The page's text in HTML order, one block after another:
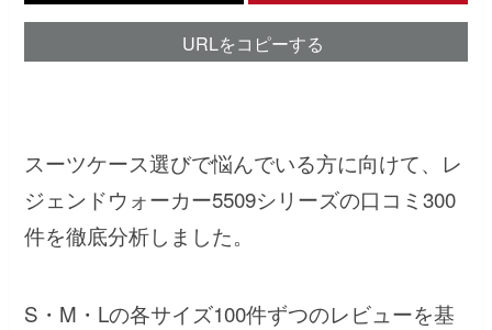
URLをコピーする
スーツケース選びで悩んでいる方に向けて、レ
ジェンドウォーカー5509シリーズの口コミ300
件を徹底分析しました。
S・M・Lの各サイズ100件ずつのレビューを基